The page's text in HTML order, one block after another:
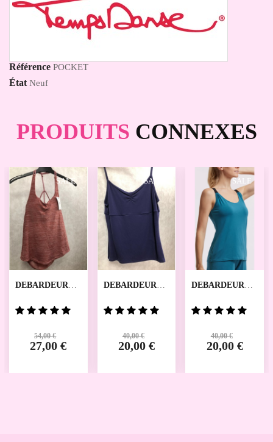
Référence POCKET
État Neuf
PRODUITS CONNEXES
SALE
DEBARDEUR
54,00 €
27,00 €
SALE
DEBARDEUR
DANSE
40,00 €
20,00 €
SALE
DEBARDEUR
TEMPS DANSE
40,00 €
20,00 €